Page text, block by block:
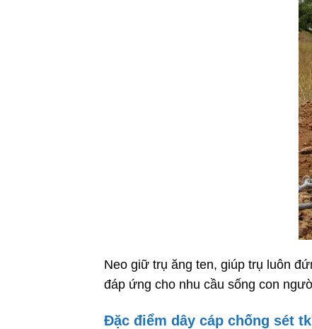
Neo giữ trụ ăng ten, giúp trụ luôn
đáp ứng cho nhu cầu sống con
Đặc điểm dây cáp chống sét